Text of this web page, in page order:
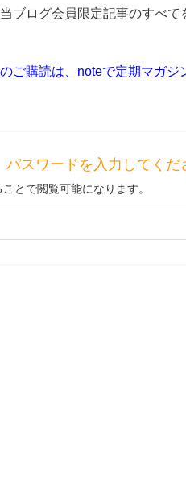
ブログ会員限定記事のすべて
ご購読は、noteで定期マガジ
スワードを入力してくだ
とで閲覧可能になります。